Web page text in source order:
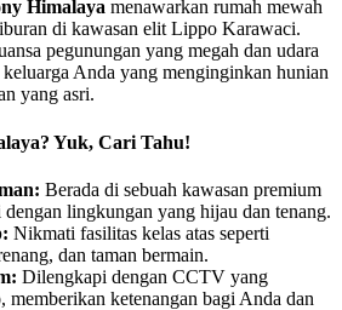
Himalaya menawarkan rumah mewah
di kawasan elit Lippo Karawaci.
pegunungan yang megah dan udara
Anda yang menginginkan hunian
yang asri.
Yuk, Cari Tahu!
Berada di sebuah kawasan premium
lingkungan yang hijau dan tenang.
Nikmati fasilitas kelas atas seperti
dan taman bermain.
Dilengkapi dengan CCTV yang
memberikan ketenangan bagi Anda dan